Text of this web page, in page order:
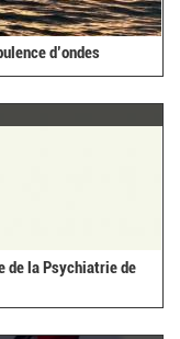
d’ondes
de la Psychiatrie de